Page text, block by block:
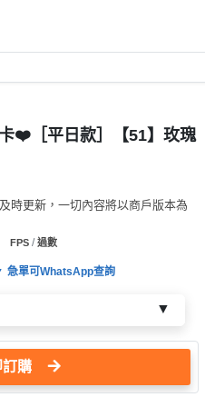
❤️［平日款］【51】玫瑰
時更新，一切內容將以商戶版本為
FPS / 過數
急單可WhatsApp查詢
購